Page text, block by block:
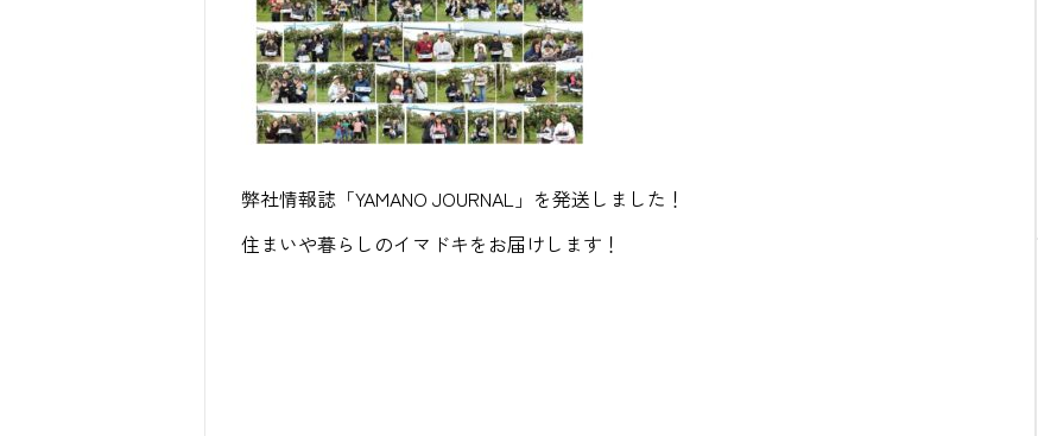
弊社情報誌「YAMANO JOURNAL」を発送しました！
住まいや暮らしのイマドキをお届けします！